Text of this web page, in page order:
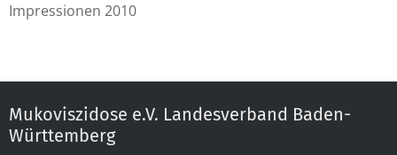
Impressionen 2010
Mukoviszidose e.V. Landesverband Baden-
Württemberg